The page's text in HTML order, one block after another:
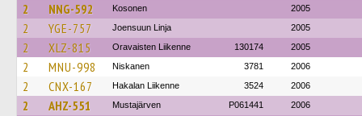
2 NNG-592 Kosonen 2005
2 YGE-757 Joensuun Linja 2005
2 XLZ-815 Oravaisten Liikenne 130174 2005
2 MNU-998 Niskanen 3781 2006
2 CNX-167 Hakalan Liikenne 3524 2006
2 AHZ-551 Mustajärven P061441 2006